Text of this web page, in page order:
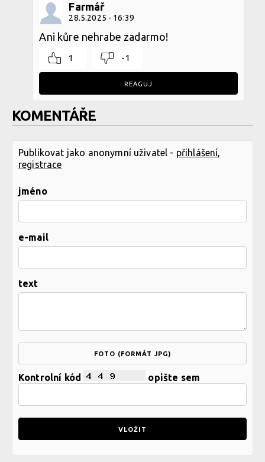
Farmář
28.5.2025 - 16:39
Ani kůre nehrabe zadarmo!
1 -1
REAGUJ
KOMENTÁŘE
Publikovat jako anonymní uživatel - přihlášení,
registrace
jméno
e-mail
text
FOTO (FORMÁT JPG)
Kontrolní kód opište sem